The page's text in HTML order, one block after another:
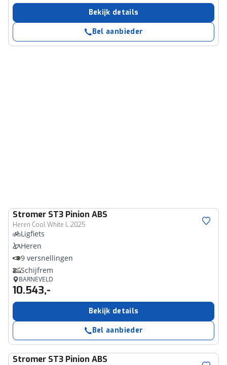
Bekijk details
Bel aanbieder
Stromer ST3 Pinion ABS
Heren Cool White L 2025
Ligfiets
Heren
9 versnellingen
Schijfrem
BARNEVELD
10.543,-
Bekijk details
Bel aanbieder
Stromer ST3 Pinion ABS